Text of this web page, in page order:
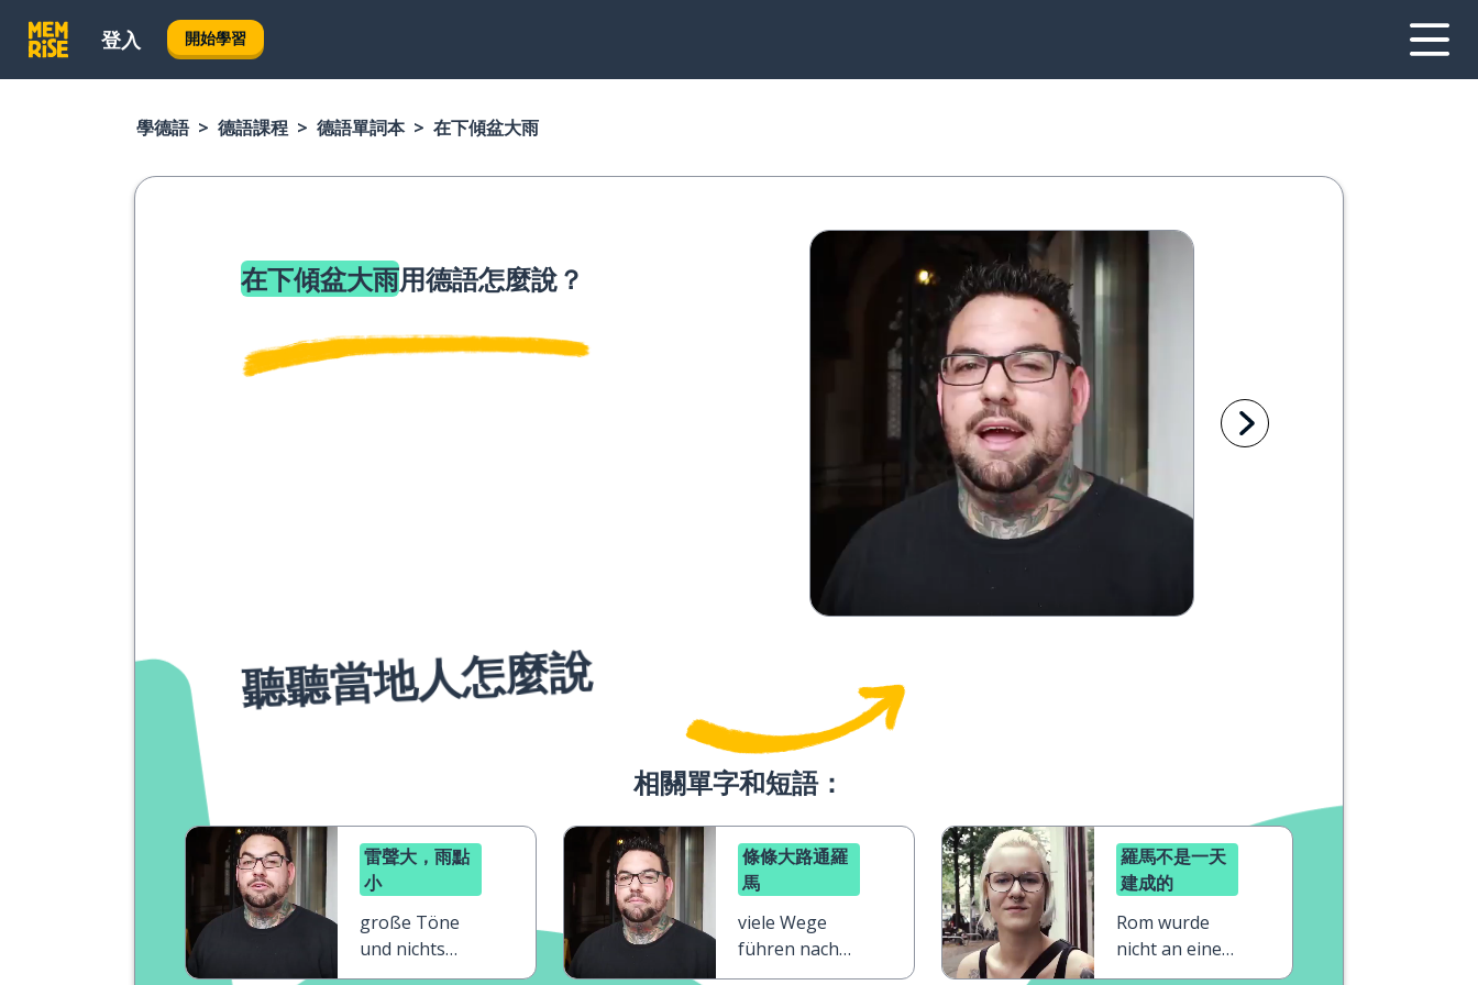
登入 開始學習
學德語 德語課程 德語單詞本 在下傾盆大雨
在下傾盆大雨用德語怎麼說？
聽聽當地人怎麼說
相關單字和短語：
雷聲大，雨點
小
große Töne
und nichts
dahinter
條條大路通羅
馬
viele Wege
führen nach
Rom
羅馬不是一天
建成的
Rom wurde
nicht an einem
Tag erbaut